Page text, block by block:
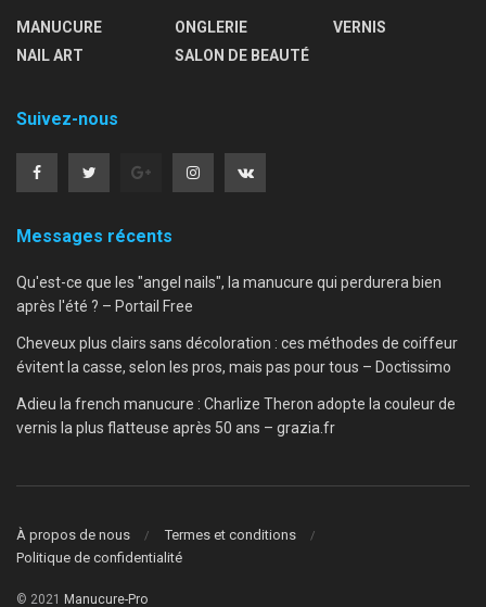
MANUCURE
NAIL ART
ONGLERIE
SALON DE BEAUTÉ
VERNIS
Suivez-nous
Messages récents
Qu'est-ce que les "angel nails", la manucure qui perdurera bien
après l'été ? – Portail Free
Cheveux plus clairs sans décoloration : ces méthodes de coiffeur
évitent la casse, selon les pros, mais pas pour tous – Doctissimo
Adieu la french manucure : Charlize Theron adopte la couleur de
vernis la plus flatteuse après 50 ans – grazia.fr
À propos de nous
Termes et conditions
Politique de confidentialité
© 2021 Manucure-Pro